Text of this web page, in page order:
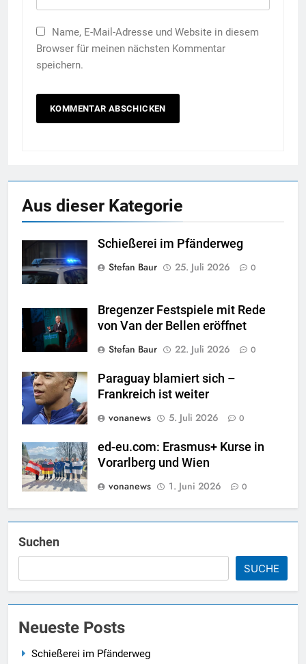
Name, E-Mail-Adresse und Website in diesem
Browser für meinen nächsten Kommentar
speichern.
Aus dieser Kategorie
Schießerei im Pfänderweg
Stefan Baur
25. Juli 2026 0
Bregenzer Festspiele mit Rede
von Van der Bellen eröffnet
Stefan Baur
22. Juli 2026 0
Paraguay blamiert sich –
Frankreich ist weiter
vonanews
5. Juli 2026 0
ed-eu.com: Erasmus+ Kurse in
Vorarlberg und Wien
vonanews
1. Juni 2026 0
Suchen
SUCHE
Neueste Posts
Schießerei im Pfänderweg